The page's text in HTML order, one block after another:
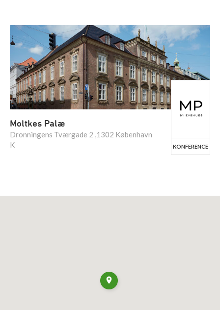
Moltkes Palæ
Dronningens Tværgade 2 ,1302 København
K
KONFERENCE